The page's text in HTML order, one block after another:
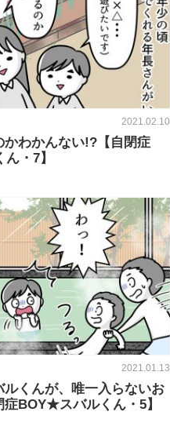
2021.02.10
かわかんない!?【自閉症
・7】
2021.01.13
ルくんが、唯一入らないお
BOY★スバルくん・5】